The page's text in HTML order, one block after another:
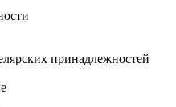
принадлежностей